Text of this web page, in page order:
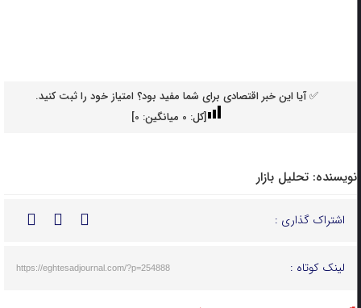
✅ آیا این خبر اقتصادی برای شما مفید بود؟ امتیاز خود را ثبت کنید.
[کل: 0میانگین: 0
]
نویسنده: تحلیل بازار
اشتراک گذاری :
لینک کوتاه : https://eghtesadjournal.com/?p=254888